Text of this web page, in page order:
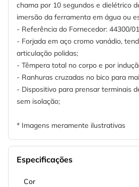
chama por 10 segundos e dielétrico
imersão da ferramenta em água ou
- Referência do Fornecedor: 44300/
- Forjada em aço cromo vanádio,
articulação polidas;
- Têmpera total no corpo e por
- Ranhuras cruzadas no bico para
- Dispositivo para prensar terminais
sem isolação;
* Imagens meramente ilustrativas
Especificações
Cor